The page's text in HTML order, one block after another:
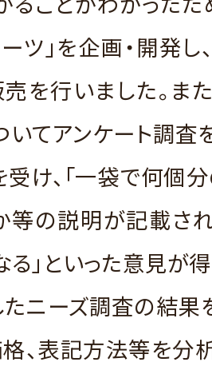
ツ」を企画・開発し
を行いました。ま
てアンケート調査
け、「一袋で何個
等の説明が記載さ
」といった意見が
ニーズ調査の結果
、表記方法等を分